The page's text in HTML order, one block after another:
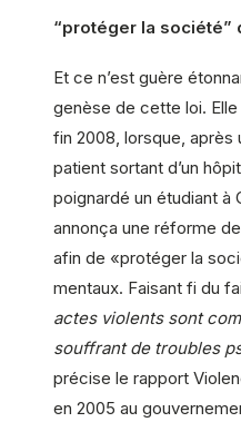
“protéger la société”
Et ce n’est guère
genèse de cette loi.
fin 2008, lorsque, après
patient sortant d’un
poignardé un étudiant à
annonça une réforme
afin de «protéger la
mentaux. Faisant fi du
actes violents sont
souffrant de troubles
précise le rapport
en 2005 au